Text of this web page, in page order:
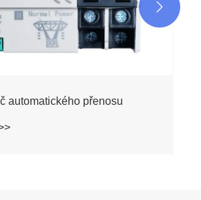
automatického přenosu
